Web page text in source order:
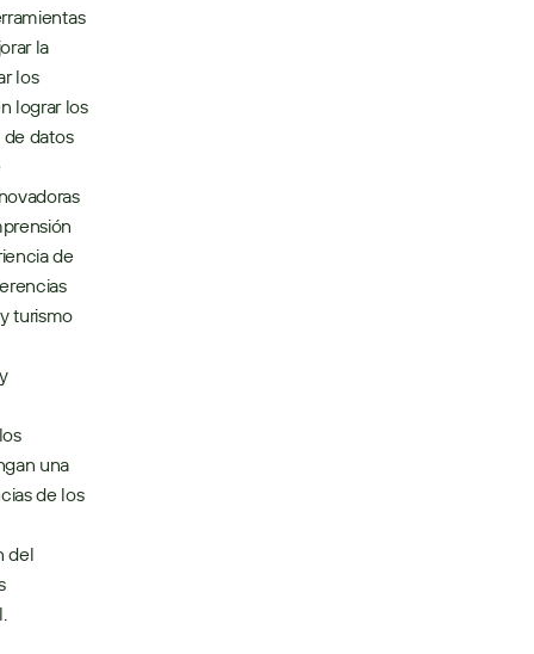
la
los
lograr los
datos
de
turismo
una
de los
del